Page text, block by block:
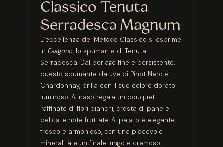
Classico Tenuta
Serradesca Magnum
L’eccellenza del Metodo Classico si esprime
in Esagono, lo spumante di Tenuta
Serradesca. Dal perlage fine e persistente,
questo spumante da uve di Pinot Nero e
Chardonnay, brilla con il suo colore dorato
luminoso. Al naso regala un bouquet
raffinato di fiori bianchi, crosta di pane e
delicate note fruttate. Al palato è elegante,
fresco e armonioso, con una piacevole
mineralità e un finale lungo e cremoso.